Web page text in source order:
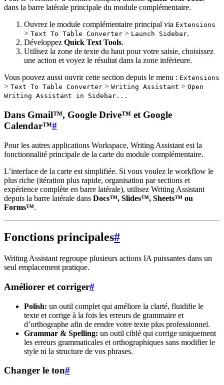
dans la barre latérale principale du module complémentaire.
Ouvrez le module complémentaire principal via Extensions
> Text To Table Converter > Launch Sidebar.
Développez Quick Text Tools.
Utilisez la zone de texte du haut pour votre saisie, choisissez
une action et voyez le résultat dans la zone inférieure.
Vous pouvez aussi ouvrir cette section depuis le menu : Extensions
> Text To Table Converter > Writing Assistant > Open
Writing Assistant in Sidebar...
Dans Gmail™, Google Drive™ et Google
Calendar™#
Pour les autres applications Workspace, Writing Assistant est la
fonctionnalité principale de la carte du module complémentaire.
L’interface de la carte est simplifiée. Si vous voulez le workflow le
plus riche (itération plus rapide, organisation par sections et
expérience complète en barre latérale), utilisez Writing Assistant
depuis la barre latérale dans Docs™, Slides™, Sheets™ ou
Forms™.
Fonctions principales#
Writing Assistant regroupe plusieurs actions IA puissantes dans un
seul emplacement pratique.
Améliorer et corriger#
Polish: un outil complet qui améliore la clarté, fluidifie le
texte et corrige à la fois les erreurs de grammaire et
d’orthographe afin de rendre votre texte plus professionnel.
Grammar & Spelling: un outil ciblé qui corrige uniquement
les erreurs grammaticales et orthographiques sans modifier le
style ni la structure de vos phrases.
Changer le ton#